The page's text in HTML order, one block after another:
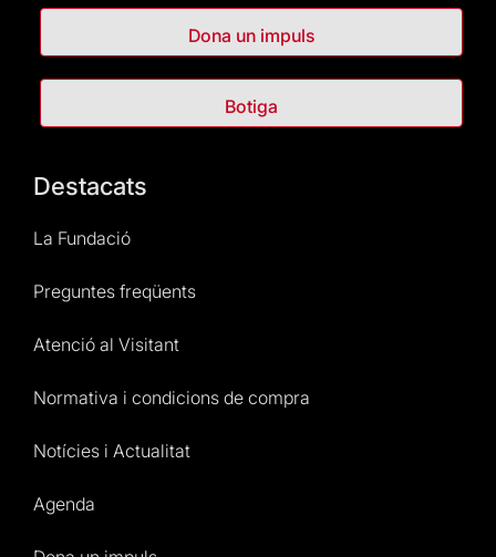
Dona un impuls
Botiga
Destacats
La Fundació
Preguntes freqüents
Atenció al Visitant
Normativa i condicions de compra
Notícies i Actualitat
Agenda